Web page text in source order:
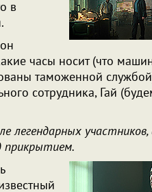
в
часы носит (что
таможенной
сотрудника, Гай
легендарных участников,
прикрытием.